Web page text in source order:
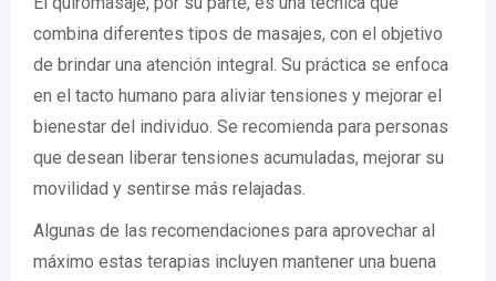
combina diferentes tipos de masajes, con el objetivo
de brindar una atención integral. Su práctica se enfoca
en el tacto humano para aliviar tensiones y mejorar el
bienestar del individuo. Se recomienda para personas
que desean liberar tensiones acumuladas, mejorar su
movilidad y sentirse más relajadas.
Algunas de las recomendaciones para aprovechar al
máximo estas terapias incluyen mantener una buena